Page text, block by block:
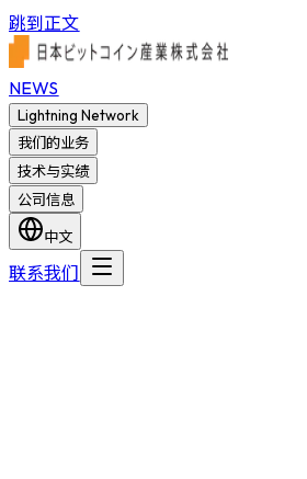
跳到正文
NEWS
Lightning Network
我们的业务
技术与实绩
公司信息
中文
联系我们